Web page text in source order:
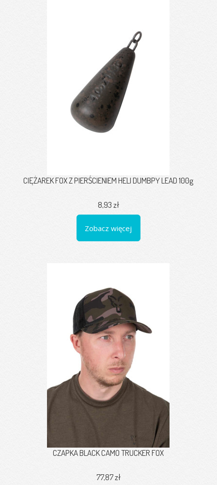
CIĘŻAREK FOX Z PIERŚCIENIEM HELI DUMBPY LEAD 100g
8,93 zł
Zobacz więcej
CZAPKA BLACK CAMO TRUCKER FOX
77,87 zł